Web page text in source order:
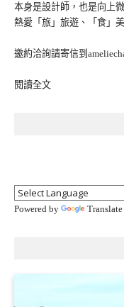
本身是設計師，也是向上
熱愛「旅」旅遊、「食」
邀約洽詢請寄信到
閱讀全文
Powered by Translate